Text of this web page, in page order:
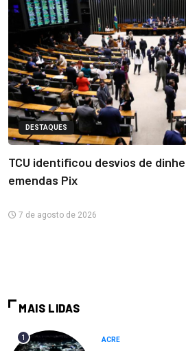
DESTAQUES
TCU identificou desvios de
emendas Pix
7 de agosto de 2026
MAIS LIDAS
1 ACRE